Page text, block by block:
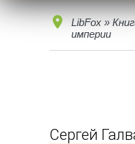
LibFox »
империи
Сергей